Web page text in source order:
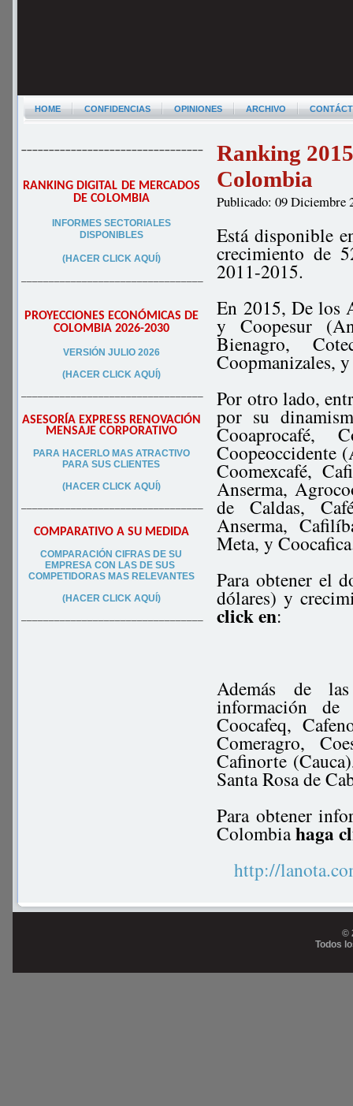
HOME CONFIDENCIAS OPINIONES ARCHIVO
–––––––––––––––––––––––––––––––––
RANKING DIGITAL DE MERCADOS
DE COLOMBIA
INFORMES SECTORIALES
DISPONIBLES
(HACER CLICK AQUÍ)
–––––––––––––––––––––––––––––––––
PROYECCIONES ECONÓMICAS DE
COLOMBIA 2026-2030
VERSIÓN JULIO 2026
(HACER CLICK AQUÍ)
–––––––––––––––––––––––––––––––––
ASESORÍA EXPRESS RENOVACIÓN
MENSAJE CORPORATIVO
PARA HACERLO MAS ATRACTIVO
PARA SUS CLIENTES
(HACER CLICK AQUÍ)
–––––––––––––––––––––––––––––––––
COMPARATIVO A SU MEDIDA
COMPARACIÓN CIFRAS DE SU
EMPRESA CON LAS DE SUS
COMPETIDORAS MAS RELEVANTES
(HACER CLICK AQUÍ)
–––––––––––––––––––––––––––––––––
Ranking
Colombia
Publicado: 09 Diciembre
Está disponible
crecimiento de
2011-2015.
En 2015, De los
y Coopesur
Bienagro,
Coopmanizales,
Por otro lado,
por su
Cooaprocafé,
Coopeoccidente
Coomexcafé,
Anserma,
de Caldas,
Anserma,
Meta, y
Para obtener el
dólares) y
click en:
Además de
información de
Coocafeq,
Comeragro,
Cafinorte
Santa Rosa de
Para obtener
Colombiahaga
http://
©
Todos